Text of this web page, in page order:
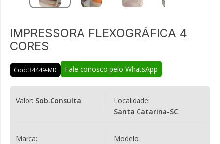
IMPRESSORA FLEXOGRÁFICA 4
CORES
Cod: 34449-MD Fale conosco pelo WhatsApp
Valor: Sob.Consulta
Localidade:
Santa Catarina-SC
Marca: Modelo: